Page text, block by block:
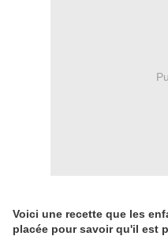
Voici une recette que les
placée pour savoir qu'il est